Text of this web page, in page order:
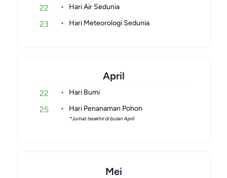
22 Hari Air Sedunia
23 Hari Meteorologi Sedunia
April
22 Hari Bumi
25 Hari Penanaman Pohon
*Jumat terakhir di bulan April
Mei